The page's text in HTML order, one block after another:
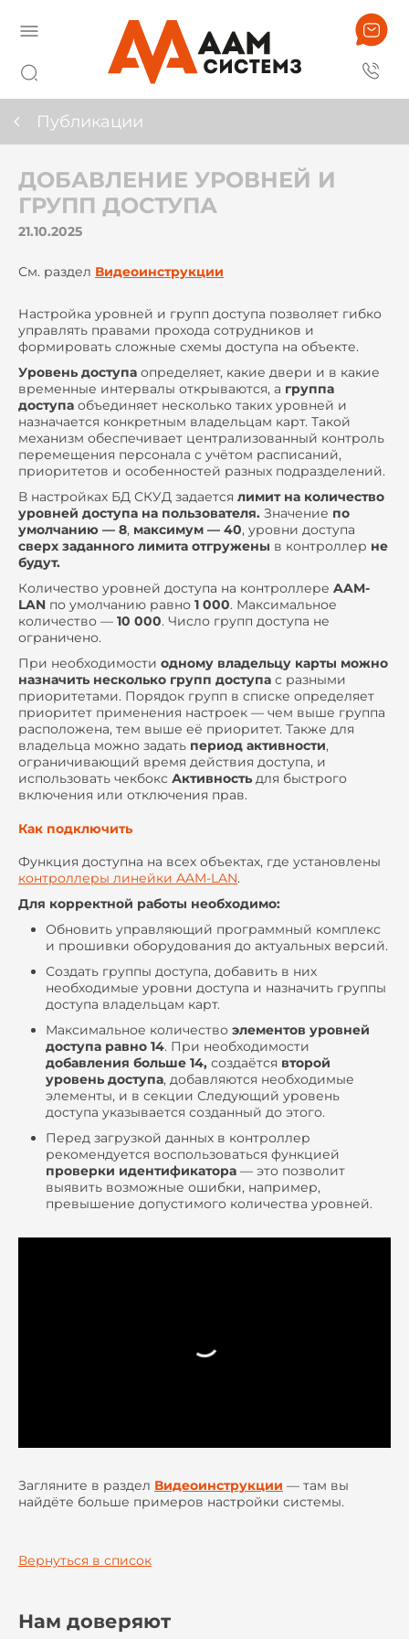
Публикации
ДОБАВЛЕНИЕ УРОВНЕЙ И
ГРУПП ДОСТУПА
21.10.2025
См. раздел Видеоинструкции
Настройка уровней и групп доступа позволяет гибко
управлять правами прохода сотрудников и
формировать сложные схемы доступа на объекте.
Уровень доступа определяет, какие двери и в какие
временные интервалы открываются, а группа
доступа объединяет несколько таких уровней и
назначается конкретным владельцам карт. Такой
механизм обеспечивает централизованный контроль
перемещения персонала с учётом расписаний,
приоритетов и особенностей разных подразделений.
В настройках БД СКУД задается лимит на количество
уровней доступа на пользователя. Значение по
умолчанию — 8, максимум — 40, уровни доступа
сверх заданного лимита отгружены в контроллер не
будут.
Количество уровней доступа на контроллере AAM-
LAN по умолчанию равно 1 000. Максимальное
количество — 10 000. Число групп доступа не
ограничено.
При необходимости одному владельцу карты можно
назначить несколько групп доступа с разными
приоритетами. Порядок групп в списке определяет
приоритет применения настроек — чем выше группа
расположена, тем выше её приоритет. Также для
владельца можно задать период активности,
ограничивающий время действия доступа, и
использовать чекбокс Активность для быстрого
включения или отключения прав.
Как подключить
Функция доступна на всех объектах, где установлены
контроллеры линейки AAM-LAN.
Для корректной работы необходимо:
Обновить управляющий программный комплекс
и прошивки оборудования до актуальных версий.
Создать группы доступа, добавить в них
необходимые уровни доступа и назначить группы
доступа владельцам карт.
Максимальное количество элементов уровней
доступа равно 14. При необходимости
добавления больше 14, создаётся второй
уровень доступа, добавляются необходимые
элементы, и в секции Следующий уровень
доступа указывается созданный до этого.
Перед загрузкой данных в контроллер
рекомендуется воспользоваться функцией
проверки идентификатора — это позволит
выявить возможные ошибки, например,
превышение допустимого количества уровней.
Загляните в раздел Видеоинструкции — там вы
найдёте больше примеров настройки системы.
Вернуться в список
Нам доверяют